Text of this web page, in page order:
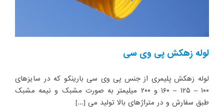
لوله زهکش پی وی سی
لوله زهکش ‌پلیمری از جنس پی وی سی بارینکو که در سایزهای
۱۰۰ – ۱۲۵ – ۱۶۰ و ۲۰۰ میلیمتر به صورت مشبک و نیمه مشبک
طبق سفارش و در متراژهای بالا تولید می [...]